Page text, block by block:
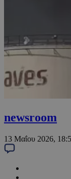
newsroom
13 Μαΐου 2026,